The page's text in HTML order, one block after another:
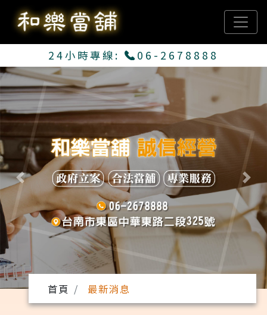
24小時專線: 06-2678888
Previous Next
首頁 最新消息